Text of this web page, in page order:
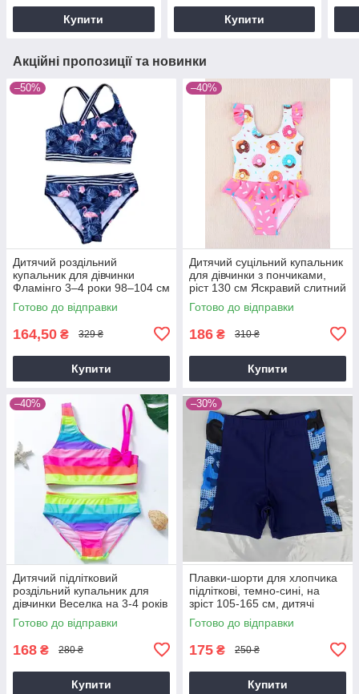
Купити Купити
Акційні пропозиції та новинки
–50%
Дитячий роздільний
купальник для дівчинки
Фламінго 3–4 роки 98–104 см
Готово до відправки
164,50 ₴ 329 ₴
Купити
–40%
Дитячий суцільний купальник
для дівчинки з пончиками,
ріст 130 см Яскравий слитний
купальник для дитини
Готово до відправки
186 ₴ 310 ₴
Купити
–40%
Дитячий підлітковий
роздільний купальник для
дівчинки Веселка на 3-4 років
Готово до відправки
168 ₴ 280 ₴
Купити
–30%
Плавки-шорти для хлопчика
підліткові, темно-сині, на
зріст 105-165 см, дитячі
пляжні плавки
Готово до відправки
175 ₴ 250 ₴
Купити